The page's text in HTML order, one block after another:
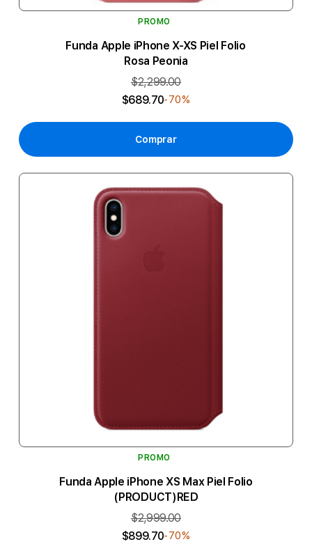
PROMO
Funda Apple iPhone X-XS Piel Folio
Rosa Peonia
$2,299.00
$689.70-70%
Comprar
PROMO
Funda Apple iPhone XS Max Piel Folio
(PRODUCT)RED
$2,999.00
$899.70-70%